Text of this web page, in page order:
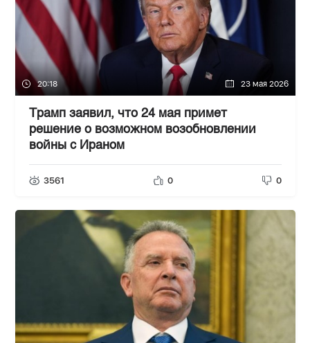
20:18 23 мая 2026
Трамп заявил, что 24 мая примет
решение о возможном возобновлении
войны с Ираном
3561 0 0